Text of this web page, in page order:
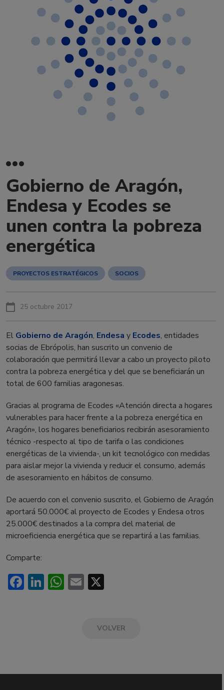
Gobierno de Aragón,
Endesa y Ecodes se
unen contra la pobreza
energética
PROYECTOS ESTRATÉGICOS SOCIOS
25 octubre 2017
El Gobierno de Aragón, Endesa y Ecodes, entidades
socias de Ebrópolis, han suscrito un convenio de
colaboración que permitirá llevar a cabo un proyecto piloto
contra la pobreza energética y del que se beneficiarán un
total de 600 familias aragonesas.
Gracias al programa de Ecodes «Atención directa a hogares
vulnerables para hacer frente a la pobreza energética en
Aragón», los hogares beneficiarios recibirán asesoramiento
técnico -respecto al tipo de tarifa o las condiciones
energéticas de la vivienda-, un kit tecnológico con medidas
para aislar mejor la vivienda y reducir el consumo, además
de asesoramiento en hábitos de consumo.
De acuerdo con el convenio suscrito, el Gobierno de Aragón
aportará 50.000€ al proyecto de Ecodes y Endesa otros
25.000€ destinados a la compra del material de
microeficiencia energética que se repartirá a las familias.
Comparte:
Facebook
LinkedIn
WhatsApp
Email
VOLVER